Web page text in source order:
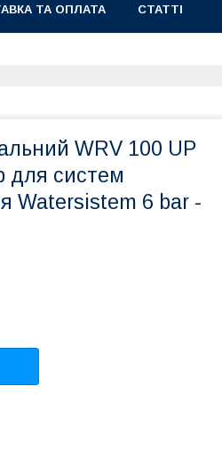
ТА ОПЛАТА СТАТТІ
WRV 100 UP
для систем
Watersistem 6 bar -